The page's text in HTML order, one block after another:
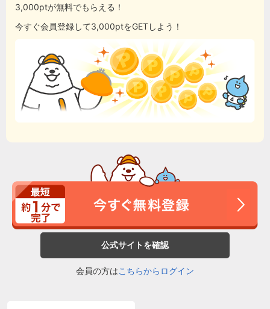
3,000ptが無料でもらえる！
今すぐ会員登録して3,000ptをGETしよう！
公式サイトを確認
会員の方はこちらからログイン